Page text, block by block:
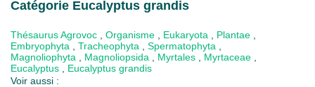
Catégorie Eucalyptus grandis
Thésaurus Agrovoc Organisme Eukaryota Plantae
Embryophyta
Tracheophyta Spermatophyta
Magnoliophyta
Magnoliopsida Myrtales Myrtaceae
Eucalyptus
Eucalyptus grandis
Voir aussi :